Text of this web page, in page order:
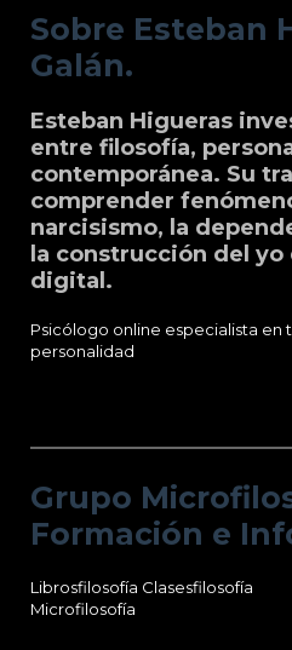
Sobre Esteban
Galán.
Esteban Higueras
entre filosofía,
contemporánea. Su
comprender
narcisismo, la
la construcción del yo
digital.
Psicólogo online especialista en
personalidad
Grupo
Formación e
Librosfilosofía Clasesfilosofía
Microfilosofía